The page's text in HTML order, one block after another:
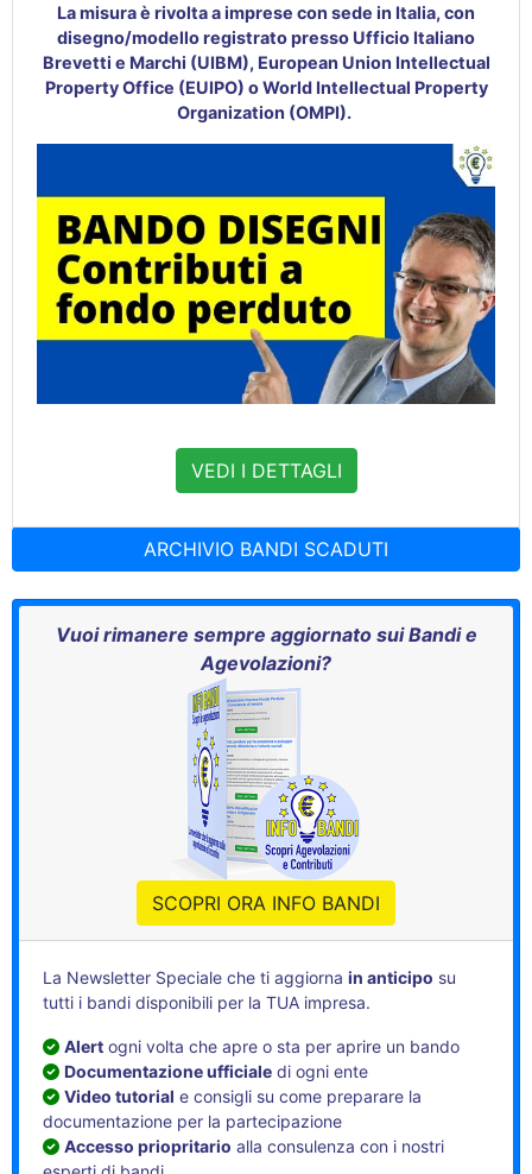
La misura è rivolta a imprese con sede in Italia, con
disegno/modello registrato presso Ufficio Italiano
Brevetti e Marchi (UIBM), European Union Intellectual
Property Office (EUIPO) o World Intellectual Property
Organization (OMPI).
VEDI I DETTAGLI
ARCHIVIO BANDI SCADUTI
Vuoi rimanere sempre aggiornato sui Bandi e
Agevolazioni?
SCOPRI ORA INFO BANDI
La Newsletter Speciale che ti aggiorna in anticipo su
tutti i bandi disponibili per la TUA impresa.
Alert ogni volta che apre o sta per aprire un bando
Documentazione ufficiale di ogni ente
Video tutorial e consigli su come preparare la
documentazione per la partecipazione
Accesso priopritario alla consulenza con i nostri